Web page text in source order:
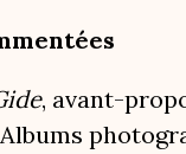
, avant-